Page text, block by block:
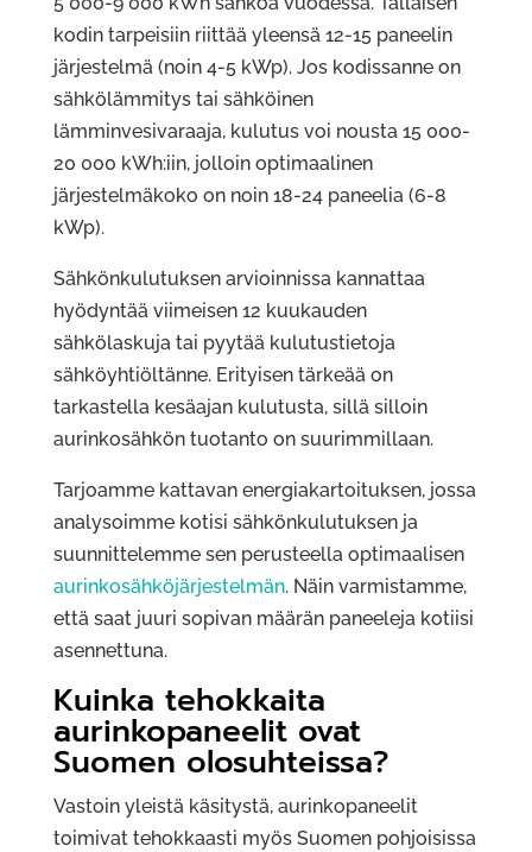
kodin tarpeisiin riittää yleensä 12-15 paneelin
järjestelmä (noin 4-5 kWp). Jos kodissanne on
sähkölämmitys tai sähköinen
lämminvesivaraaja, kulutus voi nousta 15 000-
20 000 kWh:iin, jolloin optimaalinen
järjestelmäkoko on noin 18-24 paneelia (6-8
kWp).
Sähkönkulutuksen arvioinnissa kannattaa
hyödyntää viimeisen 12 kuukauden
sähkölaskuja tai pyytää kulutustietoja
sähköyhtiöltänne. Erityisen tärkeää on
tarkastella kesäajan kulutusta, sillä silloin
aurinkosähkön tuotanto on suurimmillaan.
Tarjoamme kattavan energiakartoituksen, jossa
analysoimme kotisi sähkönkulutuksen ja
suunnittelemme sen perusteella optimaalisen
aurinkosähköjärjestelmän. Näin varmistamme,
että saat juuri sopivan määrän paneeleja kotiisi
asennettuna.
Kuinka tehokkaita
aurinkopaneelit ovat
Suomen olosuhteissa?
Vastoin yleistä käsitystä, aurinkopaneelit
toimivat tehokkaasti myös Suomen pohjoisissa